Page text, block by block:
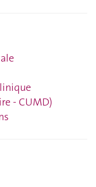
- CUMD)